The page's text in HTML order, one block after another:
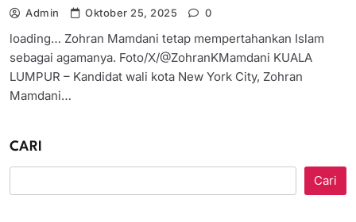
Admin Oktober 25, 2025 0
loading… Zohran Mamdani tetap mempertahankan Islam
sebagai agamanya. Foto/X/@ZohranKMamdani KUALA
LUMPUR – Kandidat wali kota New York City, Zohran
Mamdani…
CARI
Cari